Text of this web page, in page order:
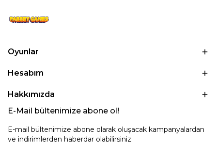
Oyunlar
Hesabım
Hakkımızda
E-Mail bültenimize abone ol!
E-mail bültenimize abone olarak oluşacak kampanyalardan
ve indirimlerden haberdar olabilirsiniz.